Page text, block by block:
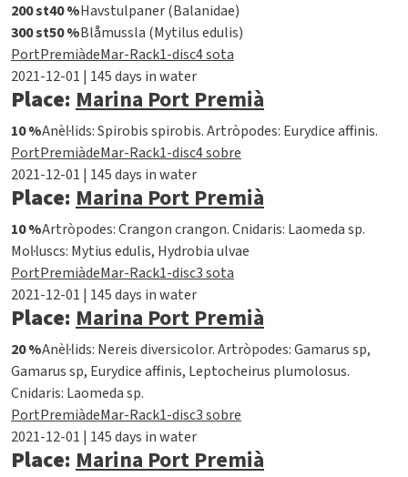
200 st40 %Havstulpaner (Balanidae)
300 st50 %Blåmussla (Mytilus edulis)
PortPremiàdeMar-Rack1-disc4 sota
2021-12-01 | 145 days in water
Place:Marina Port Premià
10 %Anèl·lids: Spirobis spirobis. Artròpodes: Eurydice affinis.
PortPremiàdeMar-Rack1-disc4 sobre
2021-12-01 | 145 days in water
Place:Marina Port Premià
10 %Artròpodes: Crangon crangon. Cnidaris: Laomeda sp.
Mol·luscs: Mytius edulis, Hydrobia ulvae
PortPremiàdeMar-Rack1-disc3 sota
2021-12-01 | 145 days in water
Place:Marina Port Premià
20 %Anèl·lids: Nereis diversicolor. Artròpodes: Gamarus sp,
Gamarus sp, Eurydice affinis, Leptocheirus plumolosus.
Cnidaris: Laomeda sp.
PortPremiàdeMar-Rack1-disc3 sobre
2021-12-01 | 145 days in water
Place:Marina Port Premià